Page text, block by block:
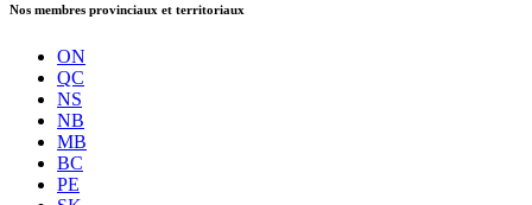
Nos membres provinciaux et territoriaux
ON
QC
NS
NB
MB
BC
PE